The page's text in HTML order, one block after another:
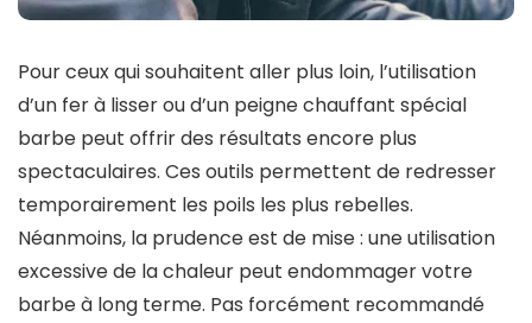
Pour ceux qui souhaitent aller plus loin, l’utilisation
d’un fer à lisser ou d’un peigne chauffant spécial
barbe peut offrir des résultats encore plus
spectaculaires. Ces outils permettent de redresser
temporairement les poils les plus rebelles.
Néanmoins, la prudence est de mise : une utilisation
excessive de la chaleur peut endommager votre
barbe à long terme. Pas forcément recommandé